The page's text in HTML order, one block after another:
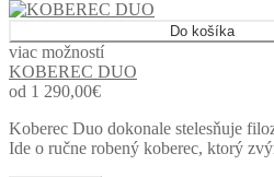
Do košíka
viac možností
KOBEREC DUO
od 1 290,00€
Koberec Duo dokonale stelesňuje
Ide o ručne robený koberec, ktorý